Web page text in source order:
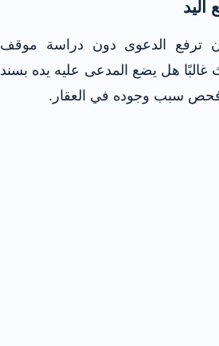
ترفع الدعوى دون دراسة موقف
هل يضع المدعى عليه يده بسند
سبب وجوده في العقار.